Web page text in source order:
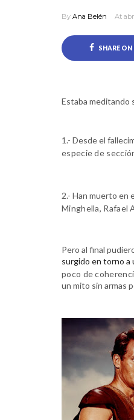
By Ana Belén At
SHARE
Estaba meditando
1.- Desde el
especie de
2.- Han muerto en
Minghella, Rafael
Pero al final
surgido en torno a
poco de
un mito sin armas